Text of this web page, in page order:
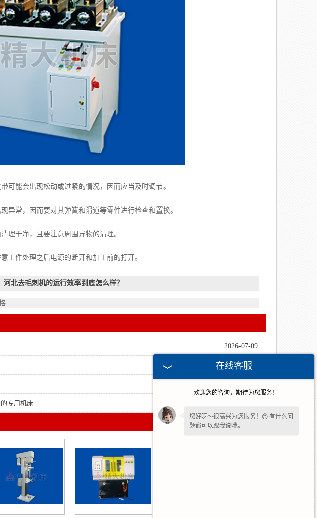
能会出现松动或过紧的情况，因而应当及时调节。
常，因而要对其弹簧和滑道等零件进行检查和置换。
干净，且要注意周围异物的清理。
件处理之后电源的断开和加工前的打开。
河北去毛刺机的运行效率到底怎么样？
2026-07-09
2026-05-21
专用机床
在线客服
欢迎您的咨询，期待为您服务!
您好呀～很高兴为您服务！😊 有什么问
题都可以跟我说哦。